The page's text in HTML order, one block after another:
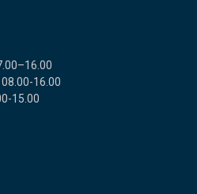
16.00
15.00